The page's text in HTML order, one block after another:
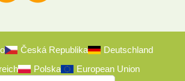
Česká Republika
Deutschland
Polska European Union